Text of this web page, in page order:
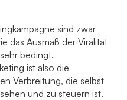
sind zwar
das Ausmaß der Viralität
bedingt.
ist also die
Verbreitung, die selbst
und zu steuern ist.